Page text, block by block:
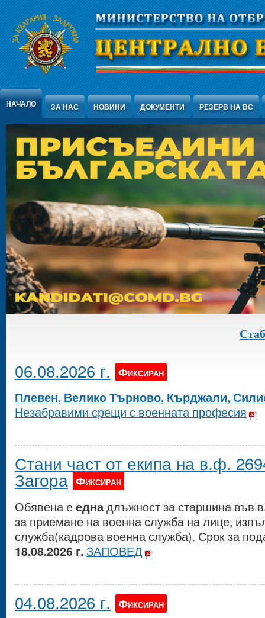
Jump to Content
НАЧАЛО ЗА НАС НОВИНИ ДОКУМЕНТИ РЕЗЕРВ НА ВС
06.08.2026 г. Фиксиран
Плевен, Велико Търново, Кърджали,
Незабравими срещи с военната професия
Стани част от екипа на в.ф.
Загора Фиксиран
Обявена ееднадлъжност за старшина във
за приемане на военна служба на лице,
служба(кадрова военна служба). Срок за
18.08.2026 г. ЗАПОВЕД
04.08.2026 г. Фиксиран